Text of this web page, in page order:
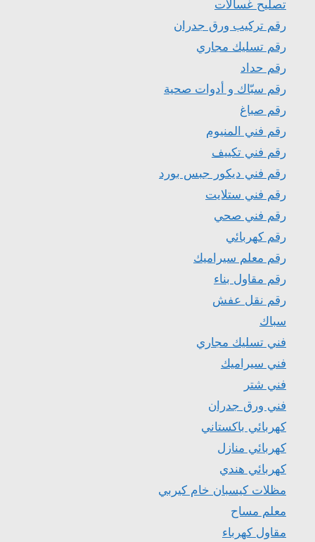
تصليح غسالات
رقم تركيب ورق جدران
رقم تسليك مجاري
رقم حداد
رقم سبّاك و أدوات صحية
رقم صباغ
رقم فني المنيوم
رقم فني تكييف
رقم فني ديكور جبس بورد
رقم فني ستلايت
رقم فني صحي
رقم كهربائي
رقم معلم سيراميك
رقم مقاول بناء
رقم نقل عفش
سباك
فني تسليك مجاري
فني سيراميك
فني شتر
فني ورق جدران
كهربائي باكستاني
كهربائي منازل
كهربائي هندي
مظلات كيسبان خام كيربي
معلم مساح
مقاول كهرباء